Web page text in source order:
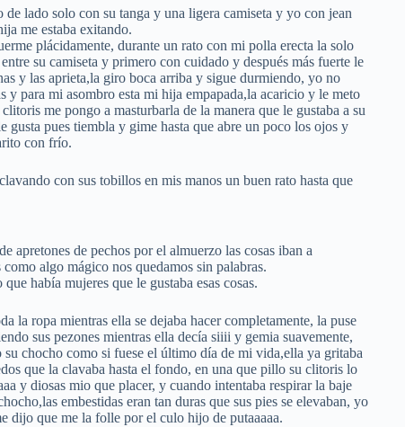
lado solo con su tanga y una ligera camiseta y yo con jean
me estaba exitando.
plácidamente, durante un rato con mi polla erecta la solo
su camiseta y primero con cuidado y después más fuerte le
y las aprieta,la giro boca arriba y sigue durmiendo, yo no
y para mi asombro esta mi hija empapada,la acaricio y le meto
me pongo a masturbarla de la manera que le gustaba a su
gusta pues tiembla y gime hasta que abre un poco los ojos y
con frío.
con sus tobillos en mis manos un buen rato hasta que
apretones de pechos por el almuerzo las cosas iban a
algo mágico nos quedamos sin palabras.
había mujeres que le gustaba esas cosas.
la ropa mientras ella se dejaba hacer completamente, la puse
sus pezones mientras ella decía siiii y gemia suavemente,
chocho como si fuese el último día de mi vida,ella ya gritaba
que la clavaba hasta el fondo, en una que pillo su clitoris lo
y diosas mio que placer, y cuando intentaba respirar la baje
embestidas eran tan duras que sus pies se elevaban, yo
dijo que me la folle por el culo hijo de putaaaaa.